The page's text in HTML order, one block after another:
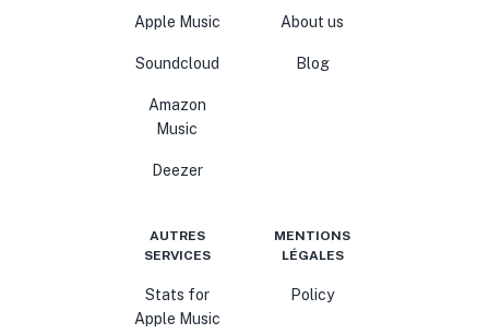
Apple Music
Soundcloud
Amazon
Music
Deezer
About us
Blog
AUTRES
SERVICES
Stats for
Apple Music
MENTIONS
LÉGALES
Policy